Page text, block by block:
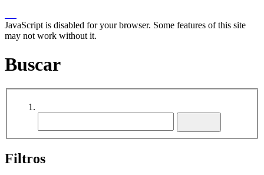
JavaScript is disabled for your browser. Some features of this site
may not work without it.
Buscar
Filtros